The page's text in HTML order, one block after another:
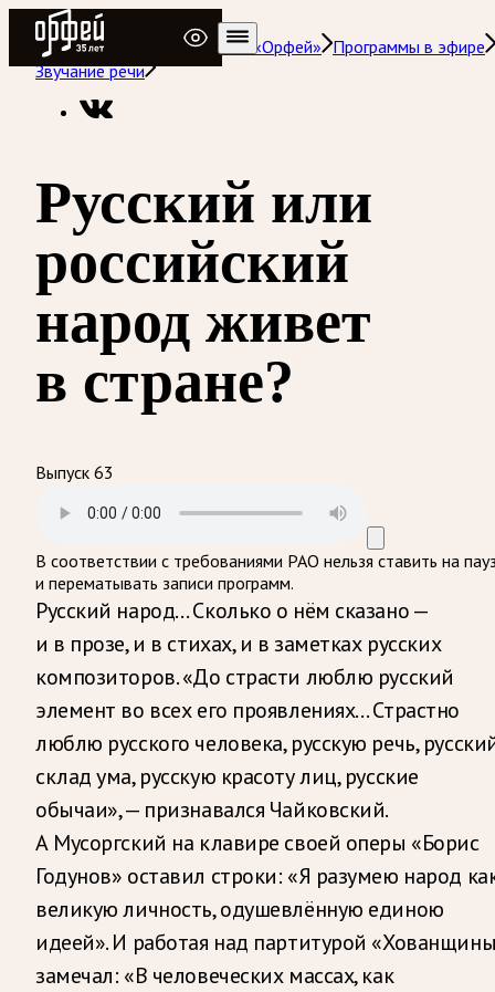
Радио Орфей
Радио классической музыки «Орфей» Программы в эфире
Звучание речи
Русский или
российский
народ живет
в стране?
Выпуск 63
В соответствии с требованиями РАО нельзя ставить на
и перематывать записи программ.
Русский народ… Сколько о нём сказано —
и в прозе, и в стихах, и в заметках русских
композиторов. «До страсти люблю русский
элемент во всех его проявлениях… Страстно
люблю русского человека, русскую речь,
склад ума, русскую красоту лиц, русские
обычаи», — признавался Чайковский.
А Мусоргский на клавире своей оперы «Борис
Годунов» оставил строки: «Я разумею народ
великую личность, одушевлённую единою
идеей». И работая над партитурой
замечал: «В человеческих массах, как